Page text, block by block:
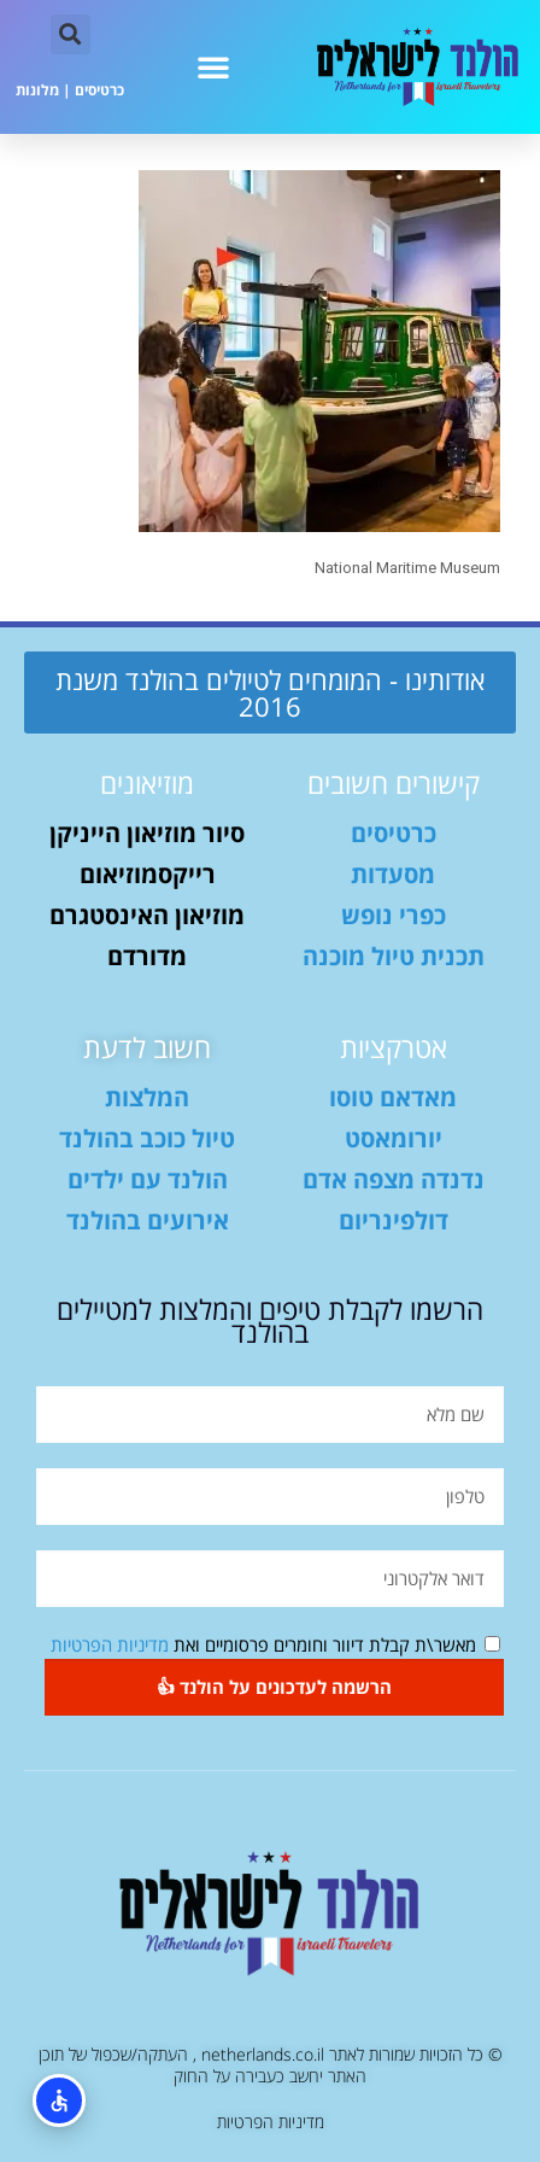
כרטיסים | מלונות
National Maritime Museum
אודותינו - המומחים לטיולים בהולנד משנת
2016
קישורים חשובים
כרטיסים
מסעדות
כפרי נופש
תכנית טיול מוכנה
מוזיאונים
סיור מוזיאון הייניקן
רייקסמוזיאום
מוזיאון האינסטגרם
מדורדם
אטרקציות
מאדאם טוסו
יורומאסט
נדנדה מצפה אדם
דולפינריום
חשוב לדעת
המלצות
טיול כוכב בהולנד
הולנד עם ילדים
אירועים בהולנד
הרשמו לקבלת טיפים והמלצות למטיילים
בהולנד
מאשר\ת קבלת דיוור וחומרים פרסומיים ואת מדיניות הפרטיות
הרשמה לעדכונים על הולנד 👍
© כל הזכויות שמורות לאתר netherlands.co.il , העתקה/שכפול של תוכן
האתר יחשב כעבירה על החוק
מדיניות הפרטיות